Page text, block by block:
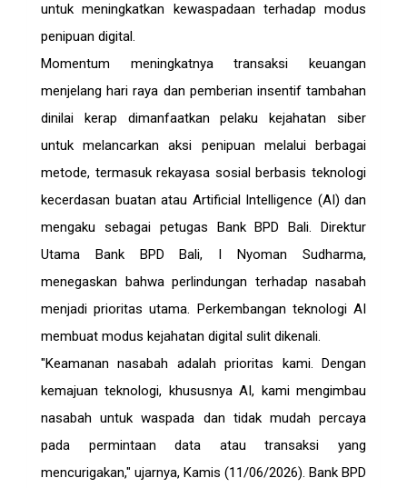
untuk meningkatkan kewaspadaan terhadap modus
penipuan digital.
Momentum meningkatnya transaksi keuangan
menjelang hari raya dan pemberian insentif tambahan
dinilai kerap dimanfaatkan pelaku kejahatan siber
untuk melancarkan aksi penipuan melalui berbagai
metode, termasuk rekayasa sosial berbasis teknologi
kecerdasan buatan atau Artificial Intelligence (AI) dan
mengaku sebagai petugas Bank BPD Bali. Direktur
Utama Bank BPD Bali, I Nyoman Sudharma,
menegaskan bahwa perlindungan terhadap nasabah
menjadi prioritas utama. Perkembangan teknologi AI
membuat modus kejahatan digital sulit dikenali.
"Keamanan nasabah adalah prioritas kami. Dengan
kemajuan teknologi, khususnya AI, kami mengimbau
nasabah untuk waspada dan tidak mudah percaya
pada permintaan data atau transaksi yang
mencurigakan," ujarnya, Kamis (11/06/2026). Bank BPD